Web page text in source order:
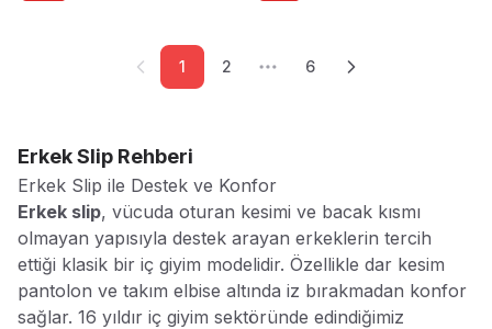
1 2 6
Erkek Slip Rehberi
Erkek Slip ile Destek ve Konfor
Erkek slip, vücuda oturan kesimi ve bacak kısmı
olmayan yapısıyla destek arayan erkeklerin tercih
ettiği klasik bir iç giyim modelidir. Özellikle dar kesim
pantolon ve takım elbise altında iz bırakmadan konfor
sağlar. 16 yıldır iç giyim sektöründe edindiğimiz